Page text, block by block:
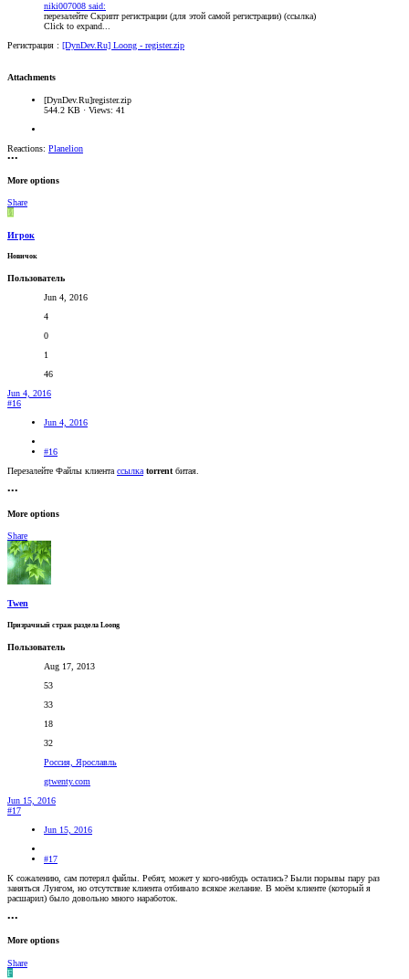
niki007008 said:
перезалейте Скрипт регистрации (для этой самой регистрации) (ссылка)
Click to expand...
Регистрация : [DynDev.Ru] Loong - register.zip
Attachments
[DynDev.Ru]register.zip
544.2 KB · Views: 41
Reactions: Planelion
•••
More options
Share
И
Игрок
Новичок
Пользователь
Jun 4, 2016
4
0
1
46
Jun 4, 2016
#16
Jun 4, 2016
#16
Перезалейте Файлы клиентассылка torrentбитая.
•••
More options
Share
Twen
Призрачный страж раздела Loong
Пользователь
Aug 17, 2013
53
33
18
32
Россия, Ярославль
gtwenty.com
Jun 15, 2016
#17
Jun 15, 2016
#17
К сожалению, сам потерял файлы. Ребят, может у кого-нибудь остались? Были порывы пару раз
заняться Лунгом, но отсутствие клиента отбивало всякое желание. В моём клиенте (который я
расшарил) было довольно много наработок.
•••
More options
Share
F